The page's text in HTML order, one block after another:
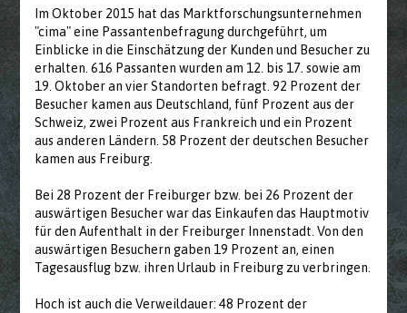
Im Oktober 2015 hat das Marktforschungsunternehmen
"cima" eine Passantenbefragung durchgeführt, um
Einblicke in die Einschätzung der Kunden und Besucher zu
erhalten. 616 Passanten wurden am 12. bis 17. sowie am
19. Oktober an vier Standorten befragt. 92 Prozent der
Besucher kamen aus Deutschland, fünf Prozent aus der
Schweiz, zwei Prozent aus Frankreich und ein Prozent
aus anderen Ländern. 58 Prozent der deutschen Besucher
kamen aus Freiburg.
Bei 28 Prozent der Freiburger bzw. bei 26 Prozent der
auswärtigen Besucher war das Einkaufen das Hauptmotiv
für den Aufenthalt in der Freiburger Innenstadt. Von den
auswärtigen Besuchern gaben 19 Prozent an, einen
Tagesausflug bzw. ihren Urlaub in Freiburg zu verbringen.
Hoch ist auch die Verweildauer: 48 Prozent der